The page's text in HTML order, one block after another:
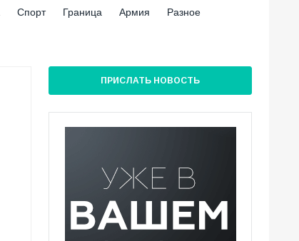
Спорт Граница Армия Разное
ПРИСЛАТЬ НОВОСТЬ